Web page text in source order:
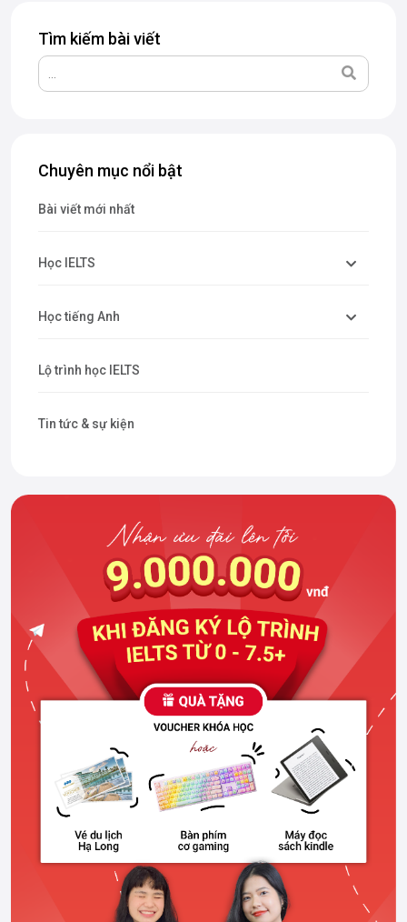
Tìm kiếm bài viết
Chuyên mục nổi bật
Bài viết mới nhất
Học IELTS
Học tiếng Anh
Lộ trình học IELTS
Tin tức & sự kiện